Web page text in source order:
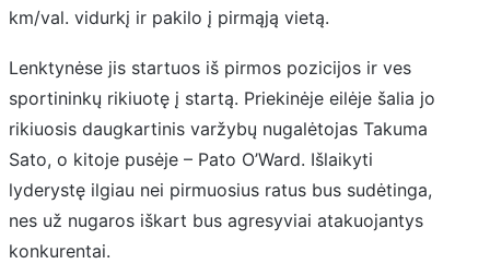
km/val. vidurkį ir pakilo į pirmąją vietą.
Lenktynėse jis startuos iš pirmos pozicijos ir ves
sportininkų rikiuotę į startą. Priekinėje eilėje šalia jo
rikiuosis daugkartinis varžybų nugalėtojas Takuma
Sato, o kitoje pusėje – Pato O’Ward. Išlaikyti
lyderystę ilgiau nei pirmuosius ratus bus sudėtinga,
nes už nugaros iškart bus agresyviai atakuojantys
konkurentai.